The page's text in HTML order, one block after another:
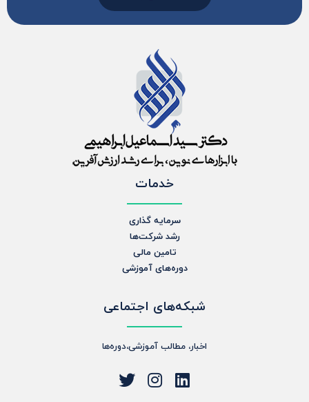
خدمات
سرمایه گذاری
رشد شرکت‌ها
تامین مالی
دوره‌های آموزشی
شبکه‌های اجتماعی
اخبار، مطالب آموزشی،دوره‌ها